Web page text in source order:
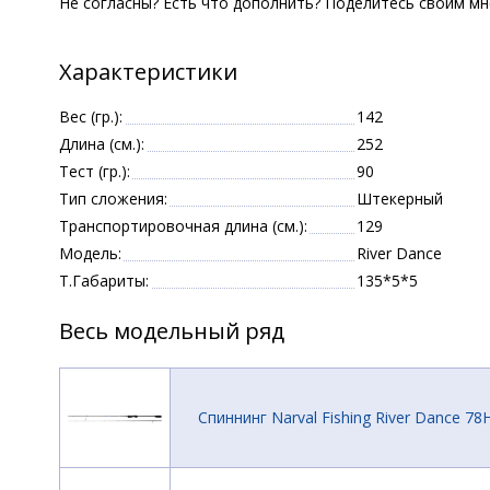
Характеристики
Вес (гр.):
142
Длина (см.):
252
Тест (гр.):
90
Тип сложения:
Штекерный
Транспортировочная длина (см.):
129
Модель:
River Dance
Т.Габариты:
135*5*5
Весь модельный ряд
Спиннинг Narval Fishing River Dance